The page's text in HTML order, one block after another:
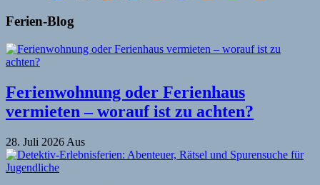
Ferien-Blog
Ferienwohnung oder Ferienhaus
vermieten – worauf ist zu achten?
28. Juli 2026 Aus